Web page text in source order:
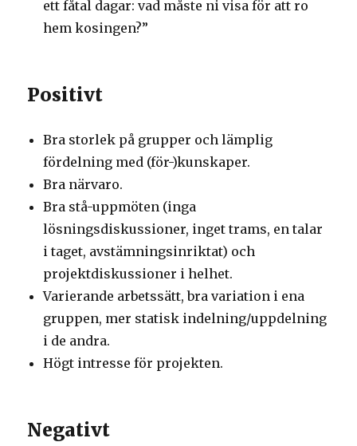
ett fåtal dagar: vad måste ni visa för att ro
hem kosingen?”
Positivt
Bra storlek på grupper och lämplig
fördelning med (för-)kunskaper.
Bra närvaro.
Bra stå-uppmöten (inga
lösningsdiskussioner, inget trams, en talar
i taget, avstämningsinriktat) och
projektdiskussioner i helhet.
Varierande arbetssätt, bra variation i ena
gruppen, mer statisk indelning/uppdelning
i de andra.
Högt intresse för projekten.
Negativt